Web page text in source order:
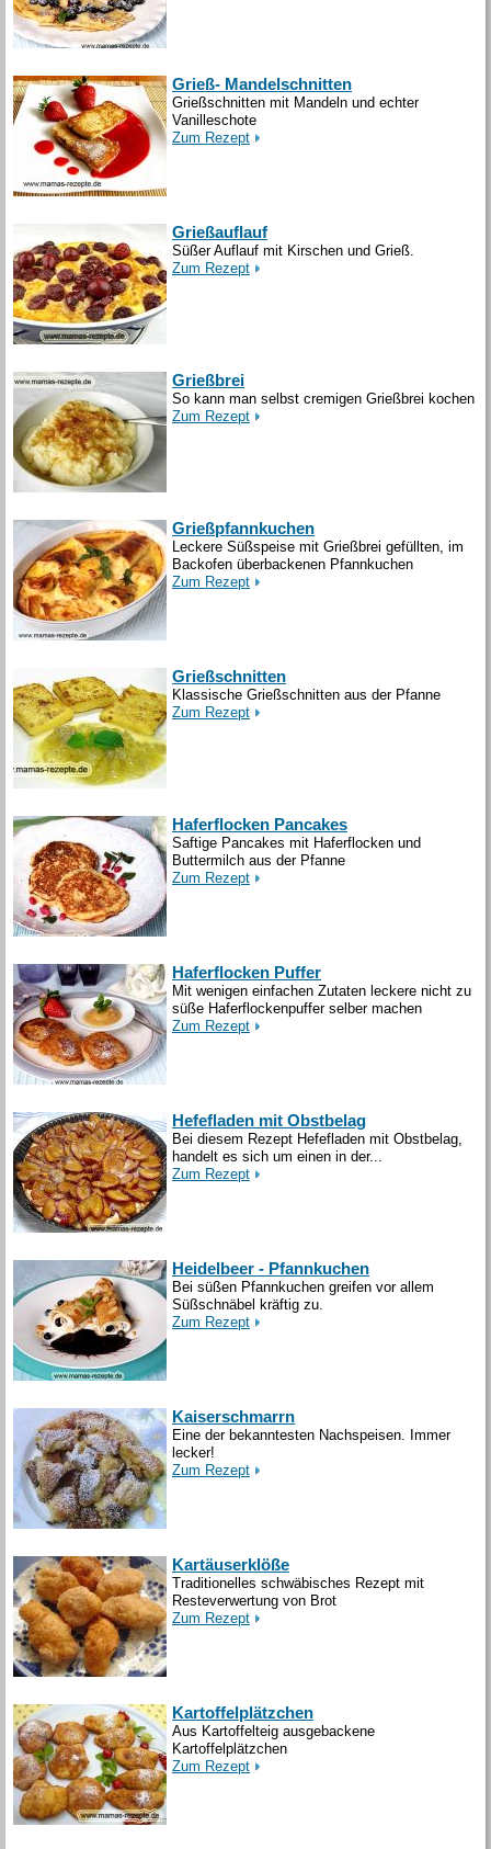
Grieß- Mandelschnitten
Grießschnitten mit Mandeln und echter
Vanilleschote
Zum Rezept
Grießauflauf
Süßer Auflauf mit Kirschen und Grieß.
Zum Rezept
Grießbrei
So kann man selbst cremigen Grießbrei kochen
Zum Rezept
Grießpfannkuchen
Leckere Süßspeise mit Grießbrei gefüllten, im
Backofen überbackenen Pfannkuchen
Zum Rezept
Grießschnitten
Klassische Grießschnitten aus der Pfanne
Zum Rezept
Haferflocken Pancakes
Saftige Pancakes mit Haferflocken und
Buttermilch aus der Pfanne
Zum Rezept
Haferflocken Puffer
Mit wenigen einfachen Zutaten leckere nicht zu
süße Haferflockenpuffer selber machen
Zum Rezept
Hefefladen mit Obstbelag
Bei diesem Rezept Hefefladen mit Obstbelag,
handelt es sich um einen in der...
Zum Rezept
Heidelbeer - Pfannkuchen
Bei süßen Pfannkuchen greifen vor allem
Süßschnäbel kräftig zu.
Zum Rezept
Kaiserschmarrn
Eine der bekanntesten Nachspeisen. Immer
lecker!
Zum Rezept
Kartäuserklöße
Traditionelles schwäbisches Rezept mit
Resteverwertung von Brot
Zum Rezept
Kartoffelplätzchen
Aus Kartoffelteig ausgebackene
Kartoffelplätzchen
Zum Rezept